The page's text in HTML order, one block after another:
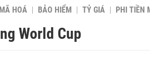
HOÁ BẢO HIỂM TỶ GIÁ PHI TIỀN
World Cup